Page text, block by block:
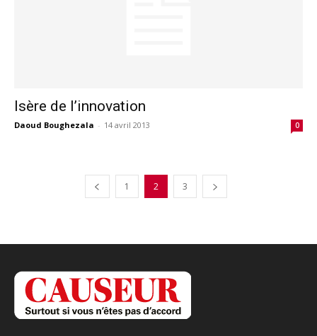
Isère de l’innovation
Daoud Boughezala - 14 avril 2013 0
1 2 3